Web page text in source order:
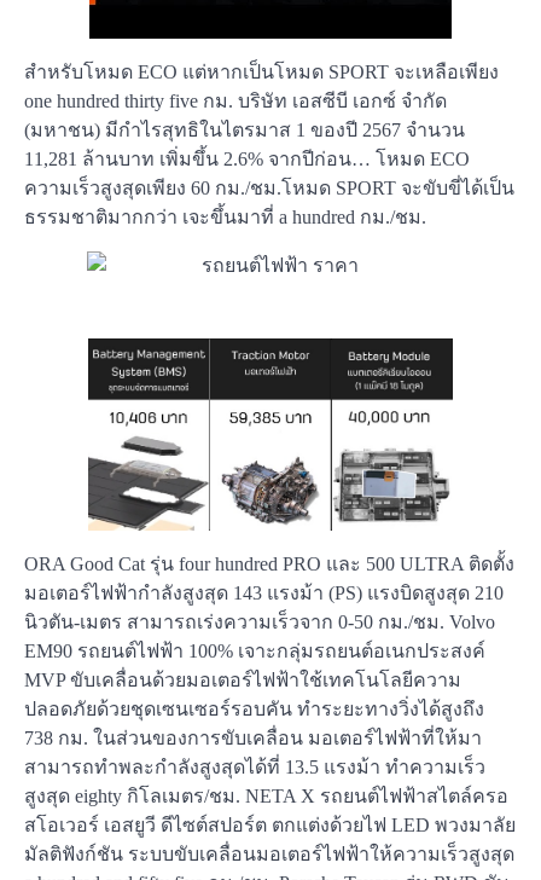
สำหรับโหมด ECO แต่หากเป็นโหมด SPORT จะเหลือเพียง
one hundred thirty five กม. บริษัท เอสซีบี เอกซ์ จำกัด
(มหาชน) มีกำไรสุทธิในไตรมาส 1 ของปี 2567 จำนวน
11,281 ล้านบาท เพิ่มขึ้น 2.6% จากปีก่อน… โหมด ECO
ความเร็วสูงสุดเพียง 60 กม./ชม.โหมด SPORT จะขับขี่ได้เป็น
ธรรมชาติมากกว่า เจะขึ้นมาที่ a hundred กม./ชม.
ORA Good Cat รุ่น four hundred PRO และ 500 ULTRA ติดตั้ง
มอเตอร์ไฟฟ้ากำลังสูงสุด 143 แรงม้า (PS) แรงบิดสูงสุด 210
นิวตัน-เมตร สามารถเร่งความเร็วจาก 0-50 กม./ชม. Volvo
EM90 รถยนต์ไฟฟ้า 100% เจาะกลุ่มรถยนต์อเนกประสงค์
MVP ขับเคลื่อนด้วยมอเตอร์ไฟฟ้าใช้เทคโนโลยีความ
ปลอดภัยด้วยชุดเซนเซอร์รอบคัน ทำระยะทางวิ่งได้สูงถึง
738 กม. ในส่วนของการขับเคลื่อน มอเตอร์ไฟฟ้าที่ให้มา
สามารถทำพละกำลังสูงสุดได้ที่ 13.5 แรงม้า ทำความเร็ว
สูงสุด eighty กิโลเมตร/ชม. NETA X รถยนต์ไฟฟ้าสไตล์ครอ
สโอเวอร์ เอสยูวี ดีไซต์สปอร์ต ตกแต่งด้วยไฟ LED พวงมาลัย
มัลติฟังก์ชัน ระบบขับเคลื่อนมอเตอร์ไฟฟ้าให้ความเร็วสูงสุด